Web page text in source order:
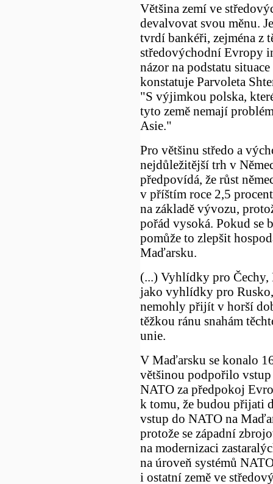
Většina zemí ve
devalvovat svou měnu.
tvrdí bankéři, zejména z
středovýchodní Evropy
názor na podstatu
konstatuje Parvoleta
"S výjimkou polska,
tyto země nemají
Asie."
Pro většinu středo a
nejdůležitější trh v
předpovídá, že růst
v příštím roce 2,5
na základě vývozu,
pořád vysoká. Pokud se
pomůže to zlepšit
Maďarsku.
(...) Vyhlídky pro Čechy,
jako vyhlídky pro
nemohly přijít v horší
těžkou ránu snahám
unie.
V Maďarsku se konalo
většinou podpořilo
NATO za předpokoj
k tomu, že budou přijati
vstup do NATO na
protože se západní
na modernizaci
na úroveň systémů
i ostatní země ve